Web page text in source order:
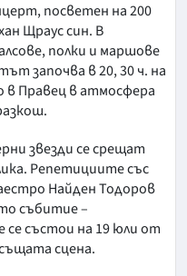
посветен на 200
Щраус син. В
полки и маршове
започва в 20, 30 ч. на
в Правец в атмосфера
звезди се срещат
Репетициите със
Найден Тодоров
събитие –
се състои на 19 юли от
сцена.